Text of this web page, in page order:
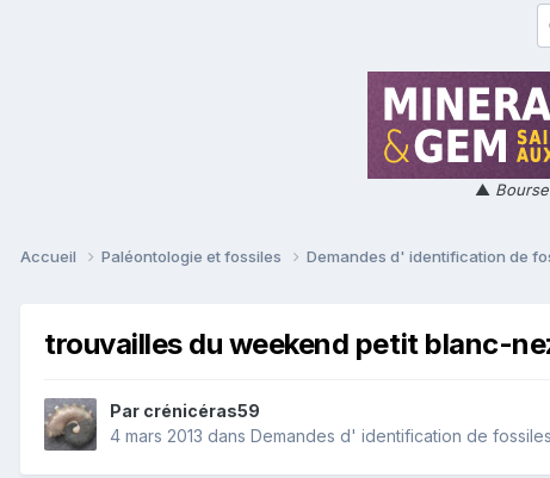
▲
Accueil Paléontologie et fossiles Demandes d' identification de
trouvailles du weekend petit blanc-
Par crénicéras59
4 mars 2013 dans Demandes d' identification de fossiles